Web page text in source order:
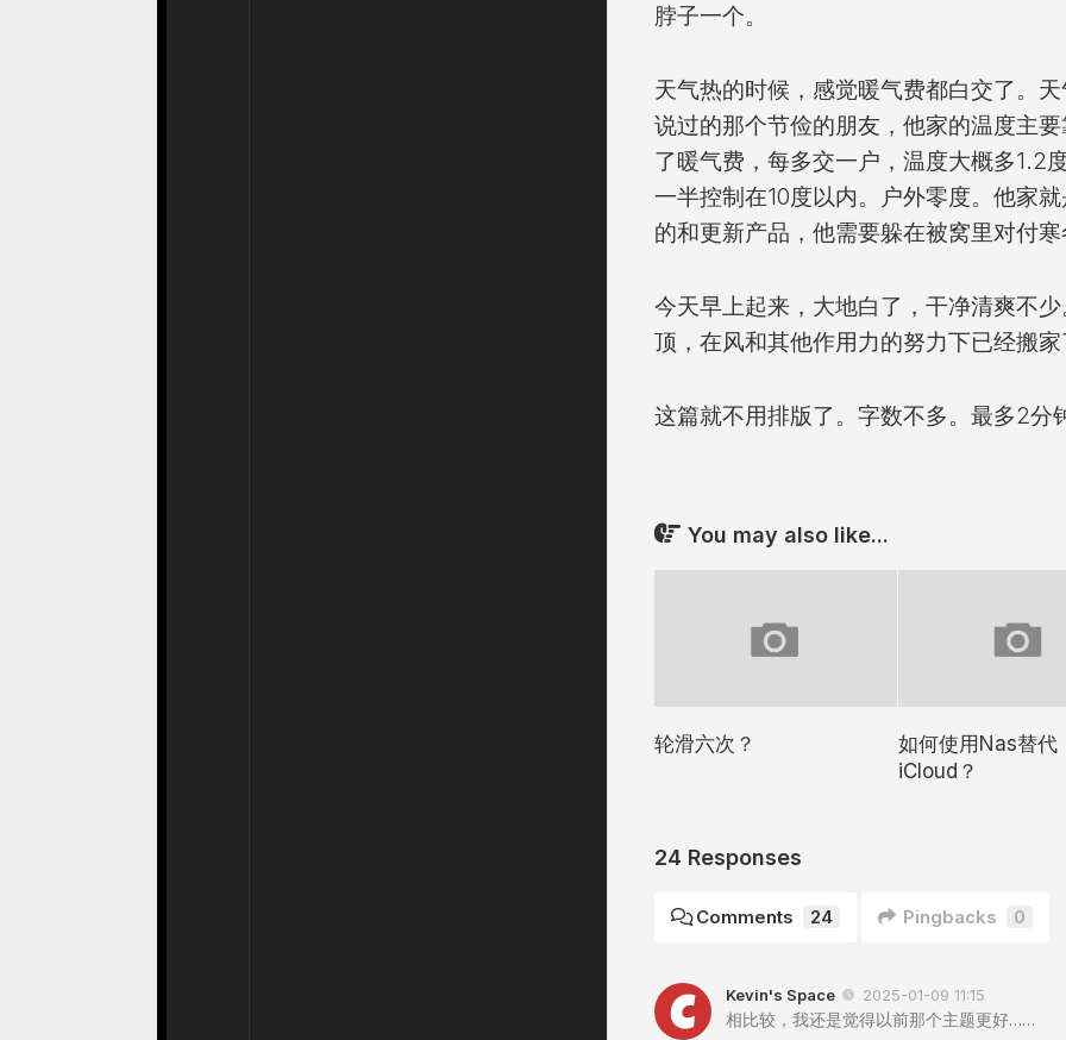
脖子一个。
天气热的时候，感觉暖气费都白交了。
说过的那个节俭的朋友，他家的温度主
了暖气费，每多交一户，温度大概多1.2
一半控制在10度以内。户外零度。他家
的和更新产品，他需要躲在被窝里对付
今天早上起来，大地白了，干净清爽不
顶，在风和其他作用力的努力下已经搬
这篇就不用排版了。字数不多。最多2分
You may also like...
轮滑六次？
如何使用Nas替代
iCloud？
24 Responses
Comments 24 Pingbacks 0
Kevin's Space 2025-01-09 11:15
相比较，我还是觉得以前那个主题更好……